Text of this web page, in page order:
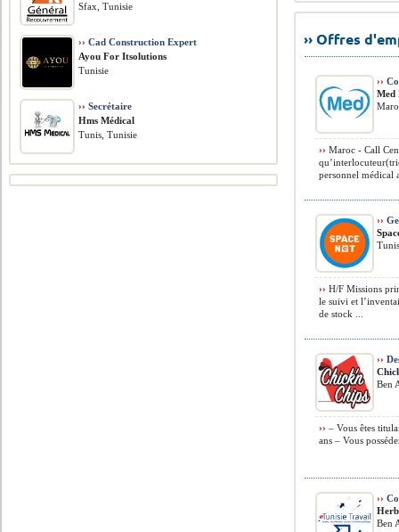
›› Offres
››
Med
›› Maroc - Call
personnel médical
››
›› H/F Missions
le suivi et
de stock ...
››
Ben
›› – Vous êtes
ans – Vous
››
Ben
Sfax, Tunisie
›› Cad Construction Expert
Ayou For Itsolutions
Tunisie
›› Secrétaire
Hms Médical
Tunis, Tunisie